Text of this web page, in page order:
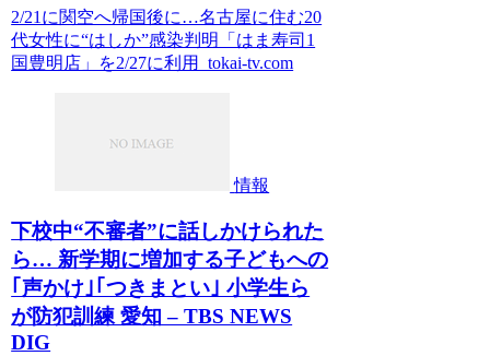
2/21に関空へ帰国後に…名古屋に住む20
代女性に“はしか”感染判明「はま寿司1
国豊明店」を2/27に利用 tokai-tv.com
情報
下校中“不審者”に話しかけられた
ら… 新学期に増加する子どもへの
｢声かけ｣｢つきまとい｣ 小学生ら
が防犯訓練 愛知 – TBS NEWS
DIG